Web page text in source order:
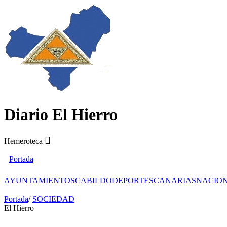
Diario El Hierro
Hemeroteca
Portada
AYUNTAMIENTOSCABILDODEPORTESCANARIAS
Portada/ SOCIEDAD
El Hierro